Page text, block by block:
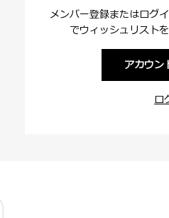
メンバー登録またはログ
でウィッシュリスト
アカウン
ロ